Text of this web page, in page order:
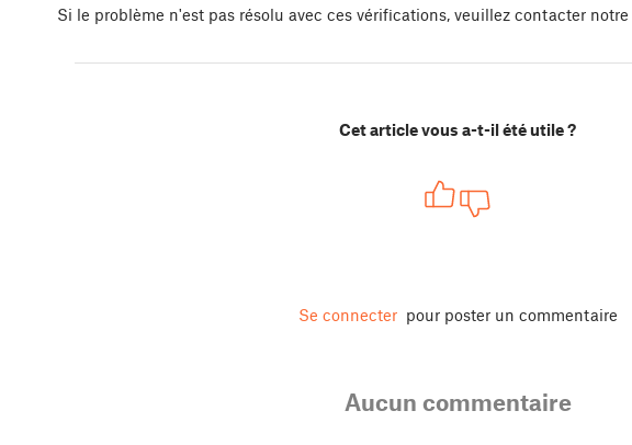
Si le problème n'est pas résolu avec ces vérifications, veuillez contacter notre
Cet article vous a-t-il été utile ?
Se connecter pour poster un commentaire
Aucun commentaire